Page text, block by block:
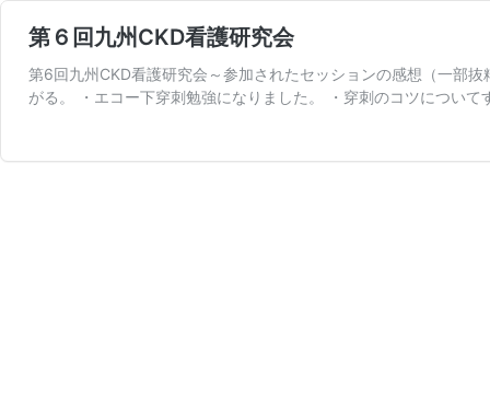
第６回九州CKD看護研究会
第6回九州CKD看護研究会～参加されたセッションの感想（一部
がる。 ・エコー下穿刺勉強になりました。 ・穿刺のコツについ